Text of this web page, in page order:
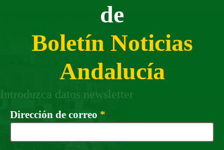
de
Boletín Noticias
Andalucía
Introduzca datos newsletter
Dirección de correo *